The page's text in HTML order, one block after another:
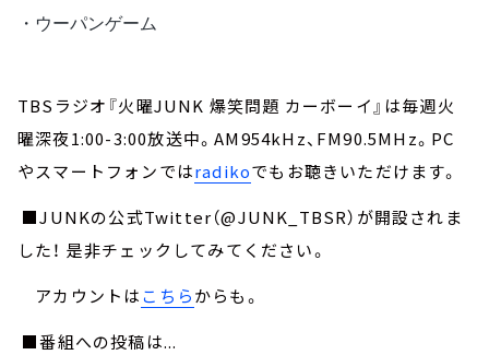
・ウーパンゲーム
TBSラジオ『火曜JUNK 爆笑問題 カーボーイ』は毎週火
曜深夜1:00-3:00放送中。AM954kHz、FM90.5MHz。PC
やスマートフォンではradikoでもお聴きいただけます。
■JUNKの公式Twitter（@JUNK_TBSR）が開設されま
した！ 是非チェックしてみてください。
アカウントはこちらからも。
■番組への投稿は...